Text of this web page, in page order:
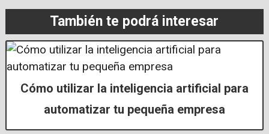
También te podrá interesar
Cómo utilizar la inteligencia artificial para
automatizar tu pequeña empresa